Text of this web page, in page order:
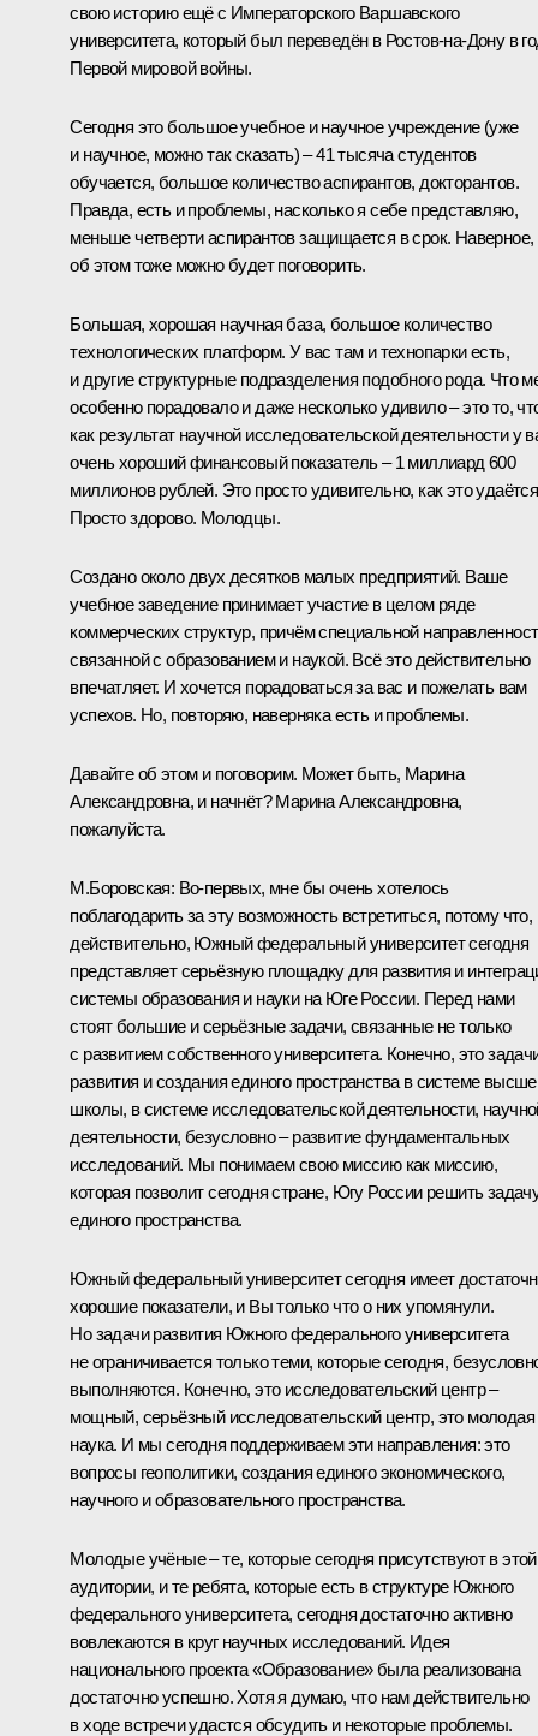
свою историю ещё с Императорского Варшавского
университета, который был переведён в Ростов-на-Дону в
Первой мировой войны.
Сегодня это большое учебное и научное учреждение (уже
и научное, можно так сказать) – 41 тысяча студентов
обучается, большое количество аспирантов, докторантов.
Правда, есть и проблемы, насколько я себе представляю,
меньше четверти аспирантов защищается в срок. Наверное,
об этом тоже можно будет поговорить.
Большая, хорошая научная база, большое количество
технологических платформ. У вас там и технопарки есть,
и другие структурные подразделения подобного рода. Что
особенно порадовало и даже несколько удивило – это то,
как результат научной исследовательской деятельности у
очень хороший финансовый показатель – 1 миллиард 600
миллионов рублей. Это просто удивительно, как это
Просто здорово. Молодцы.
Создано около двух десятков малых предприятий. Ваше
учебное заведение принимает участие в целом ряде
коммерческих структур, причём специальной
связанной с образованием и наукой. Всё это действительно
впечатляет. И хочется порадоваться за вас и пожелать вам
успехов. Но, повторяю, наверняка есть и проблемы.
Давайте об этом и поговорим. Может быть, Марина
Александровна, и начнёт? Марина Александровна,
пожалуйста.
М.Боровская: Во‑первых, мне бы очень хотелось
поблагодарить за эту возможность встретиться, потому что,
действительно, Южный федеральный университет сегодня
представляет серьёзную площадку для развития и
системы образования и науки на Юге России. Перед нами
стоят большие и серьёзные задачи, связанные не только
с развитием собственного университета. Конечно, это
развития и создания единого пространства в системе
школы, в системе исследовательской деятельности,
деятельности, безусловно – развитие фундаментальных
исследований. Мы понимаем свою миссию как миссию,
которая позволит сегодня стране, Югу России решить
единого пространства.
Южный федеральный университет сегодня имеет
хорошие показатели, и Вы только что о них упомянули.
Но задачи развития Южного федерального университета
не ограничивается только теми, которые сегодня,
выполняются. Конечно, это исследовательский центр –
мощный, серьёзный исследовательский центр, это молодая
наука. И мы сегодня поддерживаем эти направления: это
вопросы геополитики, создания единого экономического,
научного и образовательного пространства.
Молодые учёные – те, которые сегодня присутствуют в этой
аудитории, и те ребята, которые есть в структуре Южного
федерального университета, сегодня достаточно активно
вовлекаются в круг научных исследований. Идея
национального проекта «Образование» была реализована
достаточно успешно. Хотя я думаю, что нам действительно
в ходе встречи удастся обсудить и некоторые проблемы.